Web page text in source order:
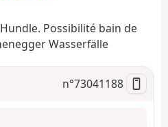
g
a
Possibilité bain de
Wasserfälle
n°73041188